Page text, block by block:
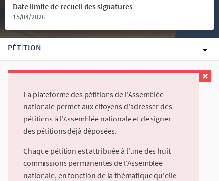
Date limite de recueil des signatures
15/04/2026
PÉTITION
La plateforme des pétitions de l'Assemblée
nationale permet aux citoyens d'adresser des
pétitions à l'Assemblée nationale et de signer
des pétitions déjà déposées.
Chaque pétition est attribuée à l'une des huit
commissions permanentes de l'Assemblée
nationale, en fonction de la thématique qu'elle